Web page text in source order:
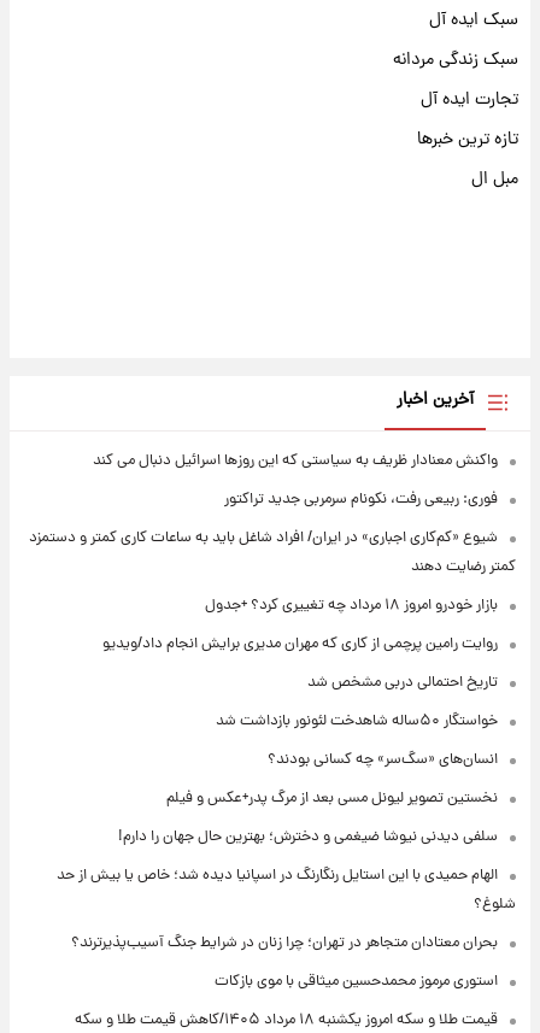
سبک ایده آل
سبک زندگی مردانه
تجارت ایده آل
تازه ترین خبرها
مبل ال
آخرین اخبار
واکنش معنادار ظریف به سیاستی که این روزها اسرائیل دنبال می کند
فوری: ربیعی رفت، نکونام سرمربی جدید تراکتور
شیوع «کم‌کاری اجباری» در ایران/ افراد شاغل باید به ساعات کاری کمتر و دستمزد
کمتر رضایت دهند
بازار خودرو امروز ۱۸ مرداد چه تغییری کرد؟ +جدول
روایت رامین پرچمی از کاری که مهران مدیری برایش انجام داد/ویدیو
تاریخ احتمالی دربی مشخص شد
خواستگار ۵۰ساله شاهدخت لئونور بازداشت شد
انسان‌های «سگ‌سر» چه کسانی بودند؟
نخستین تصویر لیونل مسی بعد از مرگ پدر+عکس و فیلم
سلفی دیدنی نیوشا ضیغمی و دخترش؛ بهترین حال جهان را دارم!
الهام حمیدی با این استایل رنگارنگ در اسپانیا دیده شد؛ خاص یا بیش از حد
شلوغ؟
بحران معتادان متجاهر در تهران؛ چرا زنان در شرایط جنگ آسیب‌پذیرترند؟
استوری مرموز محمدحسین میثاقی با موی بازکات
قیمت طلا و سکه امروز یکشنبه ۱۸ مرداد ۱۴۰۵/کاهش قیمت طلا و سکه